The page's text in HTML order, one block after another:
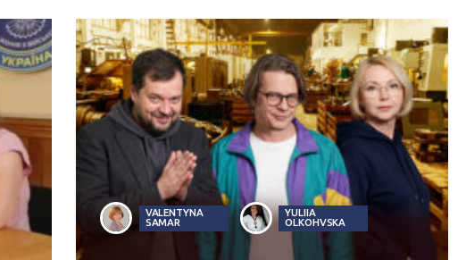
VALENTYNA
SAMAR
YULIIA
OLKOHVSKA